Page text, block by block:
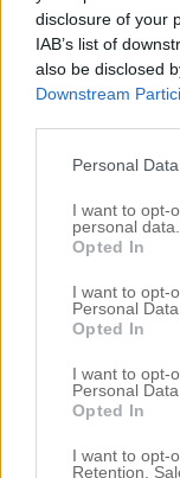
disclosure of your
IAB’s list of
also be disclosed
Downstream
Personal
I want to opt-
personal data.
Opted In
I want to opt-
Personal Data.
Opted In
I want to opt-
Personal
Opted In
I want to opt-
Retention,
E-postadress*
Webbplats